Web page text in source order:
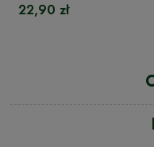
22,90 zł